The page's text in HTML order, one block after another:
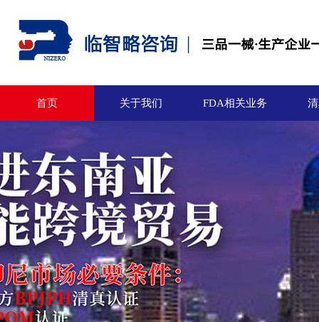
首页 关于我们 FDA相关业务